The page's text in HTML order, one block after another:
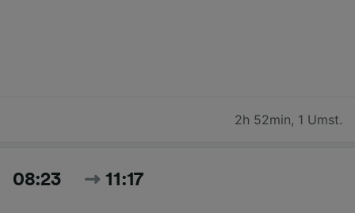
2h 52min, 1 Umst.
08:23 11:17